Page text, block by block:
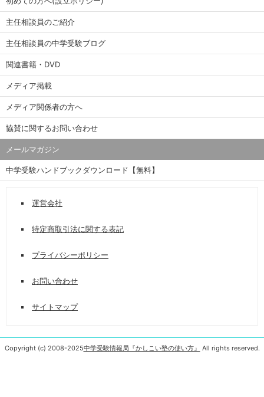
主任相談員のご紹介
主任相談員の中学受験ブログ
関連書籍・DVD
メディア掲載
メディア関係者の方へ
協賛に関するお問い合わせ
メールマガジン
中学受験ハンドブックダウンロード【無料】
運営会社
特定商取引法に関する表記
プライバシーポリシー
お問い合わせ
サイトマップ
Copyright (c) 2008-2025中学受験情報局『かしこい塾の使い方』 All rights reserved.